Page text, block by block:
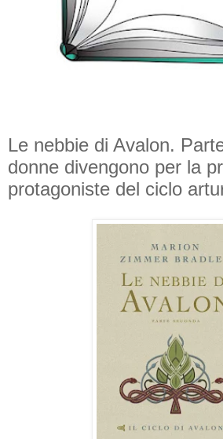
Le nebbie di Avalon.
donne divengono per la
protagoniste del ciclo